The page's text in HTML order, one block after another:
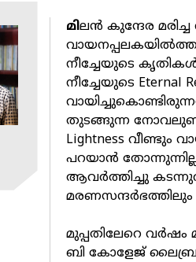
മിലന്‍ കുന്ദേര
നീച്ചേയുടെ കൃതികള്‍;
നീച്ചേയുടെ Eternal
തുടങ്ങുന്ന
Lightness വീണ്ടും
പറയാന്‍
ആവര്‍ത്തിച്ചു
മുപ്പതിലേറെ
ബി കോളേജ്